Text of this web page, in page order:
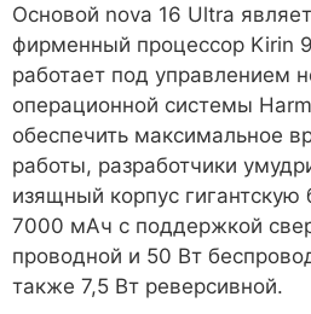
Основой nova 16 Ultra
фирменный процессор Kirin
работает под управлением
операционной системы
обеспечить максимальное
работы, разработчики
изящный корпус
7000 мАч с поддержкой
проводной и 50 Вт
также 7,5 Вт реверсивной.